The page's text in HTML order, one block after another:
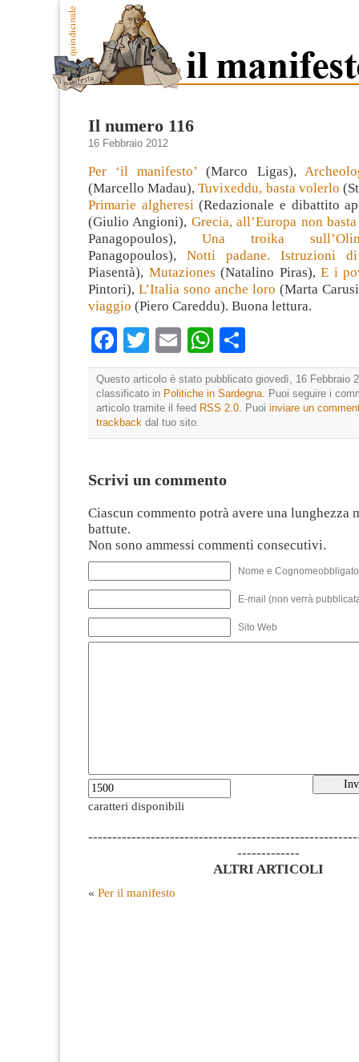
Il numero 116
16 Febbraio 2012
Per ‘il manifesto’(Marco Ligas),
(Marcello Madau),Tuvixeddu, basta volerlo
Primarie algheresi(Redazionale e dibattito
(Giulio Angioni), Grecia, all’Europa non
Panagopoulos), Una troika
Panagopoulos), Notti padane. Istruzioni
Piasentà), Mutaziones (Natalino Piras),E i
Pintori), L’Italia sono anche loro (Marta
viaggio (Piero Careddu). Buona lettura.
Facebook
TwitterEmailWhatsApp
Questo articolo è stato pubblicato giovedì, 16 Febbraio
classificato in Politiche in Sardegna. Puoi seguire i
articolo tramite il feed RSS 2.0. Puoi inviare un
trackback dal tuo sito.
Scrivi un commento
Ciascun commento potrà avere una lunghezza
battute.
Non sono ammessi commenti consecutivi.
Nome e
E-mail (non verrà
Sito Web
caratteri disponibili
-------------
ALTRI ARTICOLI
« Per il manifesto